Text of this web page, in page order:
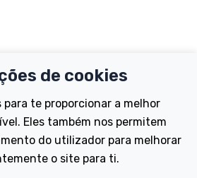
de cookies
para te proporcionar a melhor
Eles também nos permitem
do utilizador para melhorar
o site para ti.